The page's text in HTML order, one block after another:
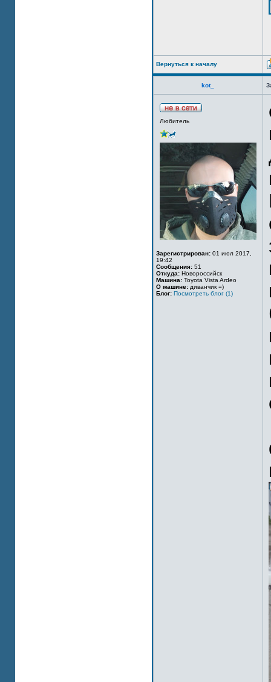
Вернуться к началу
kot_
Любитель
Зарегистрирован: 01 июл 2017,
19:42
Сообщения: 51
Откуда: Новороссийск
Машина: Toyota Vista Ardeo
О машине: диванчик =)
Блог: Посмотреть блог (1)